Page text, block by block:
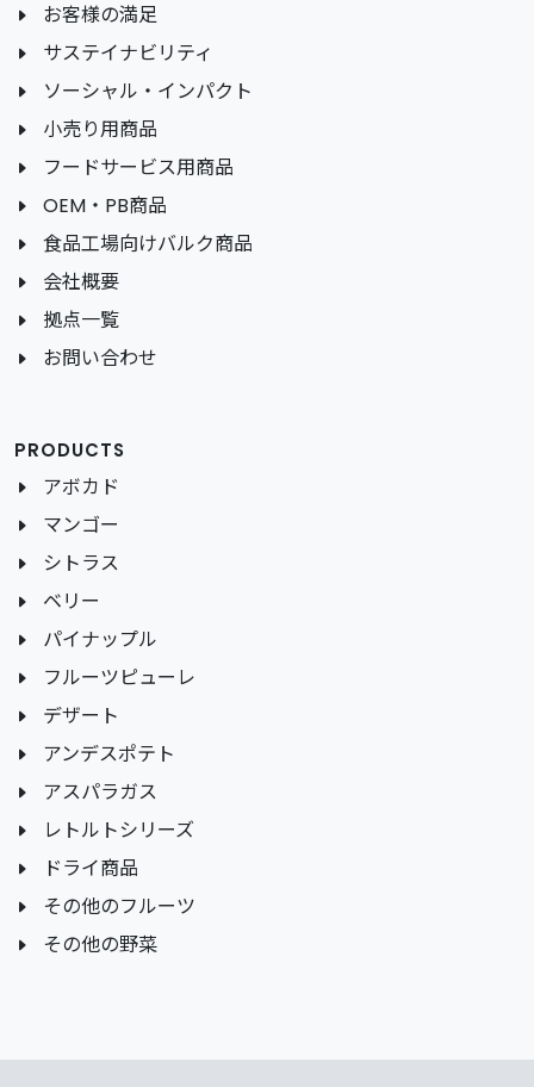
お客様の満足
サステイナビリティ
ソーシャル・インパクト
小売り用商品
フードサービス用商品
OEM・PB商品
食品工場向けバルク商品
会社概要
拠点一覧
お問い合わせ
PRODUCTS
アボカド
マンゴー
シトラス
ベリー
パイナップル
フルーツピューレ
デザート
アンデスポテト
アスパラガス
レトルトシリーズ
ドライ商品
その他のフルーツ
その他の野菜